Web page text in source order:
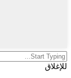
للإغلاق